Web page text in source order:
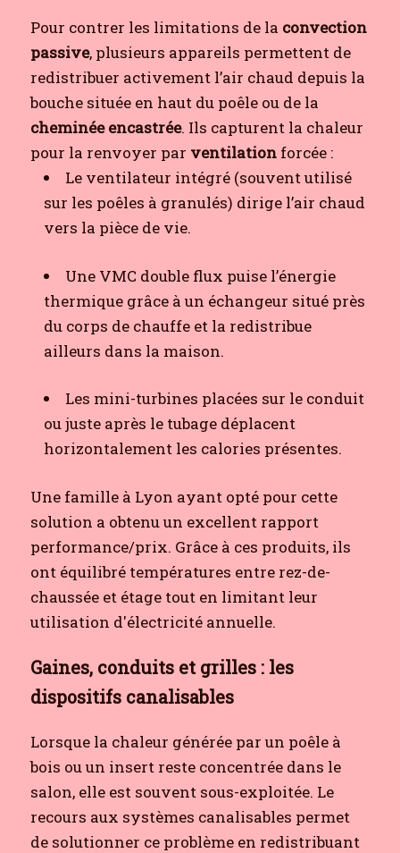
Pour contrer les limitations de la convection
passive, plusieurs appareils permettent de
redistribuer activement l’air chaud depuis la
bouche située en haut du poêle ou de la
cheminée encastrée. Ils capturent la chaleur
pour la renvoyer par ventilation forcée :
Le ventilateur intégré (souvent utilisé
sur les poêles à granulés) dirige l’air chaud
vers la pièce de vie.
Une VMC double flux puise l’énergie
thermique grâce à un échangeur situé près
du corps de chauffe et la redistribue
ailleurs dans la maison.
Les mini-turbines placées sur le conduit
ou juste après le tubage déplacent
horizontalement les calories présentes.
Une famille à Lyon ayant opté pour cette
solution a obtenu un excellent rapport
performance/prix. Grâce à ces produits, ils
ont équilibré températures entre rez-de-
chaussée et étage tout en limitant leur
utilisation d'électricité annuelle.
Gaines, conduits et grilles : les
dispositifs canalisables
Lorsque la chaleur générée par un poêle à
bois ou un insert reste concentrée dans le
salon, elle est souvent sous-exploitée. Le
recours aux systèmes canalisables permet
de solutionner ce problème en redistribuant